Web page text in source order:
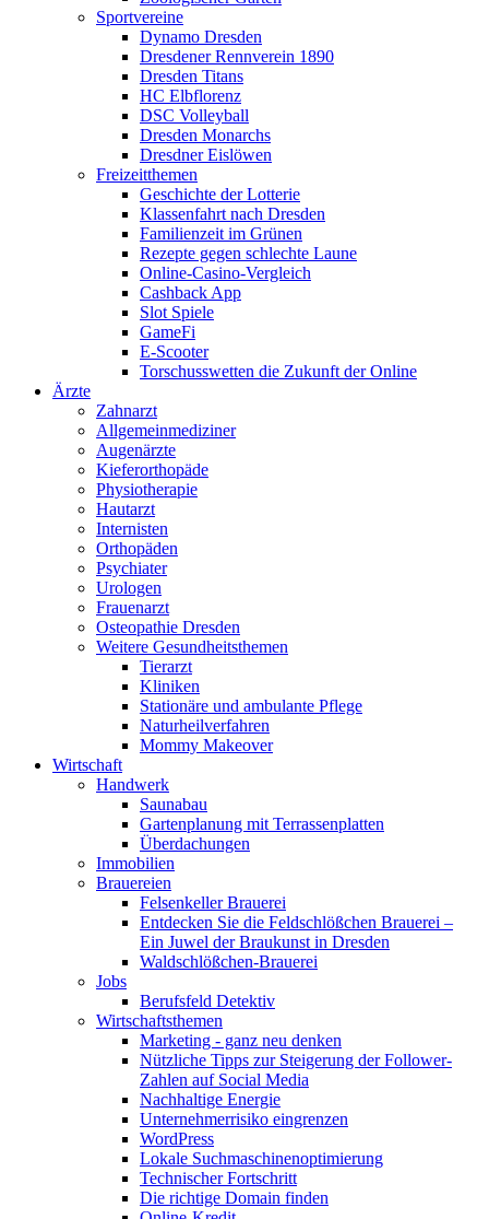
Sportvereine
Dynamo Dresden
Dresdener Rennverein 1890
Dresden Titans
HC Elbflorenz
DSC Volleyball
Dresden Monarchs
Dresdner Eislöwen
Freizeitthemen
Geschichte der Lotterie
Klassenfahrt nach Dresden
Familienzeit im Grünen
Rezepte gegen schlechte Laune
Online-Casino-Vergleich
Cashback App
Slot Spiele
GameFi
E-Scooter
Torschusswetten die Zukunft der Online
Ärzte
Zahnarzt
Allgemeinmediziner
Augenärzte
Kieferorthopäde
Physiotherapie
Hautarzt
Internisten
Orthopäden
Psychiater
Urologen
Frauenarzt
Osteopathie Dresden
Weitere Gesundheitsthemen
Tierarzt
Kliniken
Stationäre und ambulante Pflege
Naturheilverfahren
Mommy Makeover
Wirtschaft
Handwerk
Saunabau
Gartenplanung mit Terrassenplatten
Überdachungen
Immobilien
Brauereien
Felsenkeller Brauerei
Entdecken Sie die Feldschlößchen Brauerei –
Ein Juwel der Braukunst in Dresden
Waldschlößchen-Brauerei
Jobs
Berufsfeld Detektiv
Wirtschaftsthemen
Marketing - ganz neu denken
Nützliche Tipps zur Steigerung der Follower-
Zahlen auf Social Media
Nachhaltige Energie
Unternehmerrisiko eingrenzen
WordPress
Lokale Suchmaschinenoptimierung
Technischer Fortschritt
Die richtige Domain finden